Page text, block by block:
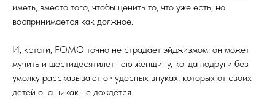
иметь, вместо того, чтобы ценить то, что уже есть, но
воспринимается как должное.
И, кстати, FOMO точно не страдает эйджизмом: он может
мучить и шестидесятилетнюю женщину, когда подруги без
умолку рассказывают о чудесных внуках, которых от своих
детей она никак не дождётся.